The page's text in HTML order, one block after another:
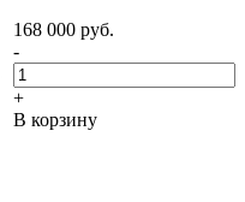
168 000 руб.
-
+
В корзину